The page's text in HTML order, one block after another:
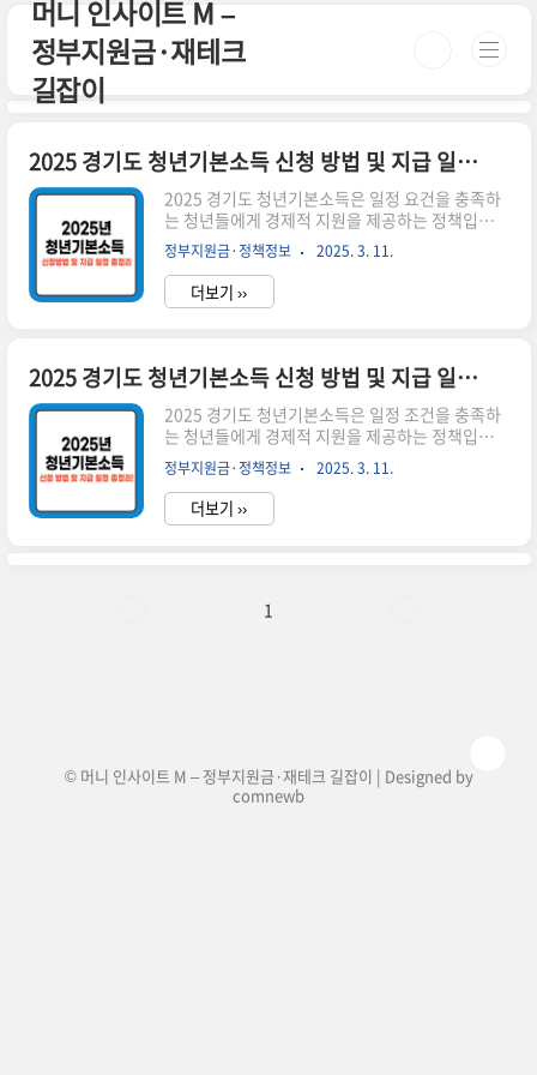
본문 바로가기
머니 인사이트 M –
정부지원금·재테크
길잡이
2025 경기도 청년기본소득 신청 방법 및 지급 일정 총정리
2025 경기도 청년기본소득은 일정 요건을 충족하
는 청년들에게 경제적 지원을 제공하는 정책입니
다. 이를 통해 생활비 부담을 줄이고, 지역 경제 활
성화를 돕습니다. 시간이 없으신 분들은 아래 버튼
으로 확인하세요! 경기도 청년기본소득 신청하기
👉 ▼ 자세한 정보는 아래에서 계속 이어집니다!
만 원 지급)사용처: 경기지역화폐 형태로 지급, 경
기도 내 가맹점에서 사용 가능2025 경기도 청년기
본소득 신청 방법💡 온라인으로 간편하게 신청할
수 있습니다.신청 기간 확인: 분기별 신청이 진행되
며, 2025년 1분기 신청 일정은 3월 초 예정온라인
신청: 경기도 청년기본소득 신청 홈페이지에서 접
수서류 제출..
정부지원금·정책정보 2025. 3. 11.
더보기 ››
2025 경기도 청년기본소득 신청 방법 및 지급 일정 총정리
2025 경기도 청년기본소득은 일정 조건을 충족하
는 청년들에게 경제적 지원을 제공하는 정책입니
다. 이 제도는 청년들의 생활비 부담을 줄이고, 지
역 경제 활성화를 목표로 합니다. 시간이 없으신 분
들은 아래 버튼으로 확인하세요! 경기도 청년기본
소득 신청하기👉 ▼ 자세한 정보는 아래에서 계속
태로 지급, 경기도 내 가맹점에서 사용 가능2025
정부지원금·정책정보 2025. 3. 11.
더보기 ››
1
© 머니 인사이트 M – 정부지원금·재테크 길잡이 | Designed by
comnewb